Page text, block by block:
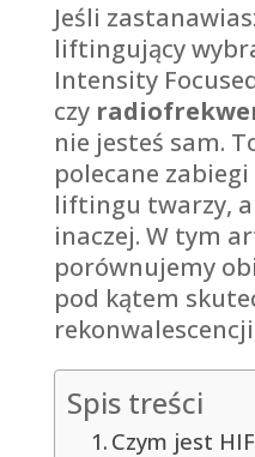
Jeśli
liftingujący
Intensity
czy
nie jesteś sam.
polecane
liftingu twarzy,
inaczej. W tym
porównujemy
pod kątem
Spis treści
Czym jest